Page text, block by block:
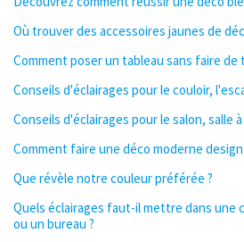
Où trouver des accessoires jaunes de
Comment poser un tableau sans faire de
Conseils d'éclairages pour le couloir,
Conseils d'éclairages pour le salon, salle
Comment faire une déco moderne
Que révèle notre couleur préférée ?
Quels éclairages faut-il mettre dans une
ou un bureau ?